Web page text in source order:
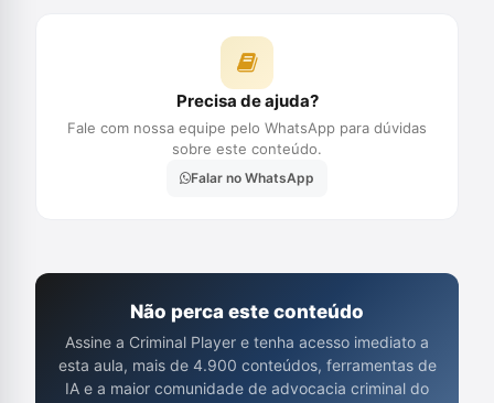
Precisa de ajuda?
Fale com nossa equipe pelo WhatsApp para dúvidas
sobre este conteúdo.
Falar no WhatsApp
Não perca este conteúdo
Assine a Criminal Player e tenha acesso imediato a
esta aula, mais de 4.900 conteúdos, ferramentas de
IA e a maior comunidade de advocacia criminal do